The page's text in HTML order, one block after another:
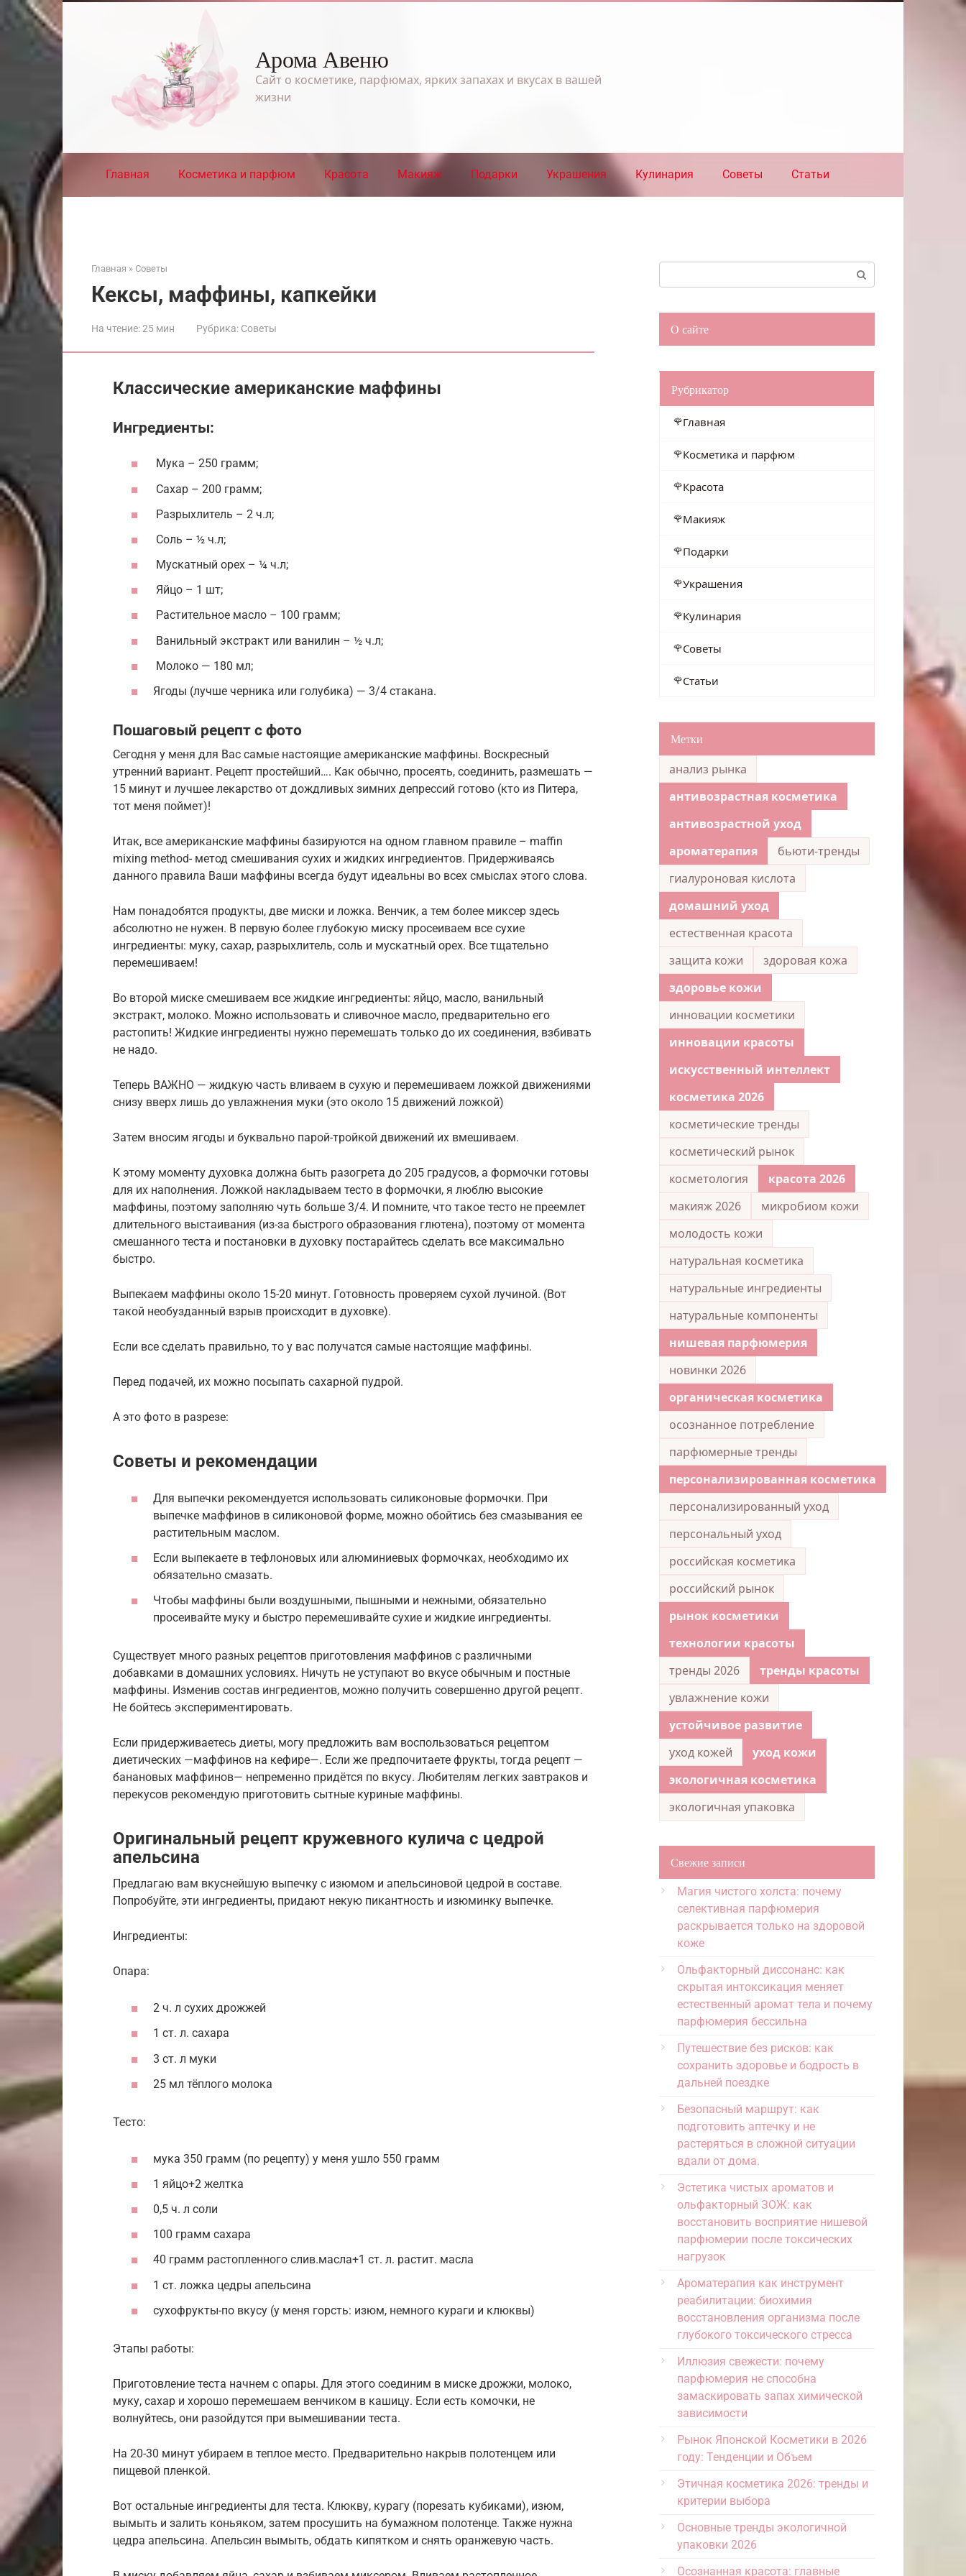
Перейти
к
контенту
Арома Авеню
Сайт о косметике, парфюмах, ярких запахах и вкусах в вашей
жизни
Главная Косметика и парфюм Красота Макияж Подарки Украшения Кулинария Советы Статьи
Главная » Советы
Кексы, маффины, капкейки
На чтение:25 мин Рубрика: Советы
Классические американские маффины
Ингредиенты:
Мука – 250 грамм;
Сахар – 200 грамм;
Разрыхлитель – 2 ч.л;
Соль – ½ ч.л;
Мускатный орех – ¼ ч.л;
Яйцо – 1 шт;
Растительное масло – 100 грамм;
Ванильный экстракт или ванилин – ½ ч.л;
Молоко — 180 мл;
Ягоды (лучше черника или голубика) — 3/4 стакана.
Пошаговый рецепт с фото
Сегодня у меня для Вас самые настоящие американские маффины. Воскресный
утренний вариант. Рецепт простейший…. Как обычно, просеять, соединить, размешать —
15 минут и лучшее лекарство от дождливых зимних депрессий готово (кто из Питера,
тот меня поймет)!
Итак, все американские маффины базируются на одном главном правиле – maffin
mixing method- метод смешивания сухих и жидких ингредиентов. Придерживаясь
данного правила Ваши маффины всегда будут идеальны во всех смыслах этого слова.
Нам понадобятся продукты, две миски и ложка. Венчик, а тем более миксер здесь
абсолютно не нужен. В первую более глубокую миску просеиваем все сухие
ингредиенты: муку, сахар, разрыхлитель, соль и мускатный орех. Все тщательно
перемешиваем!
Во второй миске смешиваем все жидкие ингредиенты: яйцо, масло, ванильный
экстракт, молоко. Можно использовать и сливочное масло, предварительно его
растопить! Жидкие ингредиенты нужно перемешать только до их соединения, взбивать
не надо.
Теперь ВАЖНО — жидкую часть вливаем в сухую и перемешиваем ложкой движениями
снизу вверх лишь до увлажнения муки (это около 15 движений ложкой)
Затем вносим ягоды и буквально парой-тройкой движений их вмешиваем.
К этому моменту духовка должна быть разогрета до 205 градусов, а формочки готовы
для их наполнения. Ложкой накладываем тесто в формочки, я люблю высокие
маффины, поэтому заполняю чуть больше 3/4. И помните, что такое тесто не преемлет
длительного выстаивания (из-за быстрого образования глютена), поэтому от момента
смешанного теста и постановки в духовку постарайтесь сделать все максимально
быстро.
Выпекаем маффины около 15-20 минут. Готовность проверяем сухой лучиной. (Вот
такой необузданный взрыв происходит в духовке).
Если все сделать правильно, то у вас получатся самые настоящие маффины.
Перед подачей, их можно посыпать сахарной пудрой.
А это фото в разрезе:
Советы и рекомендации
Для выпечки рекомендуется использовать силиконовые формочки. При
выпечке маффинов в силиконовой форме, можно обойтись без смазывания ее
растительным маслом.
Если выпекаете в тефлоновых или алюминиевых формочках, необходимо их
обязательно смазать.
Чтобы маффины были воздушными, пышными и нежными, обязательно
просеивайте муку и быстро перемешивайте сухие и жидкие ингредиенты.
Существует много разных рецептов приготовления маффинов с различными
добавками в домашних условиях. Ничуть не уступают во вкусе обычным и постные
маффины. Изменив состав ингредиентов, можно получить совершенно другой рецепт.
Не бойтесь экспериментировать.
Если придерживаетесь диеты, могу предложить вам воспользоваться рецептом
диетических —маффинов на кефире—. Если же предпочитаете фрукты, тогда рецепт —
банановых маффинов— непременно придётся по вкусу. Любителям легких завтраков и
перекусов рекомендую приготовить сытные куриные маффины.
Оригинальный рецепт кружевного кулича с цедрой
апельсина
Предлагаю вам вкуснейшую выпечку с изюмом и апельсиновой цедрой в составе.
Попробуйте, эти ингредиенты, придают некую пикантность и изюминку выпечке.
Ингредиенты:
Опара:
2 ч. л сухих дрожжей
1 ст. л. сахара
3 ст. л муки
25 мл тёплого молока
Тесто:
мука 350 грамм (по рецепту) у меня ушло 550 грамм
1 яйцо+2 желтка
0,5 ч. л соли
100 грамм сахара
40 грамм растопленного слив.масла+1 ст. л. растит. масла
1 ст. ложка цедры апельсина
сухофрукты-по вкусу (у меня горсть: изюм, немного кураги и клюквы)
Этапы работы:
Приготовление теста начнем с опары. Для этого соединим в миске дрожжи, молоко,
муку, сахар и хорошо перемешаем венчиком в кашицу. Если есть комочки, не
волнуйтесь, они разойдутся при вымешивании теста.
На 20-30 минут убираем в теплое место. Предварительно накрыв полотенцем или
пищевой пленкой.
Вот остальные ингредиенты для теста. Клюкву, курагу (порезать кубиками), изюм,
вымыть и залить коньяком, затем просушить на бумажном полотенце. Также нужна
цедра апельсина. Апельсин вымыть, обдать кипятком и снять оранжевую часть.
О сайте
Рубрикатор
Главная
Косметика и парфюм
Красота
Макияж
Подарки
Украшения
Кулинария
Советы
Статьи
Метки
анализ рынка
антивозрастная косметика
антивозрастной уход
ароматерапия
бьюти-тренды
гиалуроновая кислота
домашний уход
естественная красота
защита кожи
здоровая кожа
здоровье кожи
инновации косметики
инновации красоты
искусственный интеллект
косметика 2026
косметические тренды
косметический рынок
косметология
красота 2026
макияж 2026
микробиом кожи
молодость кожи
натуральная косметика
натуральные ингредиенты
натуральные компоненты
нишевая парфюмерия
новинки 2026
органическая косметика
осознанное потребление
парфюмерные тренды
персонализированная косметика
персонализированный уход
персональный уход
российская косметика
российский рынок
рынок косметики
технологии красоты
тренды 2026
тренды красоты
увлажнение кожи
устойчивое развитие
уход кожей
уход кожи
экологичная косметика
экологичная упаковка
Свежие записи
Магия чистого холста: почему
селективная парфюмерия
раскрывается только на здоровой
коже
Ольфакторный диссонанс: как
скрытая интоксикация меняет
естественный аромат тела и почему
парфюмерия бессильна
Путешествие без рисков: как
сохранить здоровье и бодрость в
дальней поездке
Безопасный маршрут: как
подготовить аптечку и не
растеряться в сложной ситуации
вдали от дома.
Эстетика чистых ароматов и
ольфакторный ЗОЖ: как
восстановить восприятие нишевой
парфюмерии после токсических
нагрузок
Ароматерапия как инструмент
реабилитации: биохимия
восстановления организма после
глубокого токсического стресса
Иллюзия свежести: почему
парфюмерия не способна
замаскировать запах химической
зависимости
Рынок Японской Косметики в 2026
году: Тенденции и Объем
Этичная косметика 2026: тренды и
критерии выбора
Основные тренды экологичной
упаковки 2026
Осознанная красота: главные